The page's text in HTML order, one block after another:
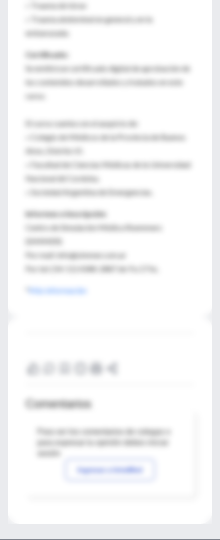
» Trauma de tórax
» Trauma abdominal en general y en la
embarazada.
Certificado:
Se emitirá un certificado digital de aprobación de
los contenidos desarrollados y tratados en este
curso.
El curso cuenta con el auspicio de:
» Colegio de Médicos de la Provincia de Buenos
Aires, Distrito VI.
» Facultad de Ciencias Médicas de la Universidad
Nacional dé Cordoba.
» Sociedad Argentina de Emergencias.
Informes e Inscripción
Centro de Simulación Médica Roemmers
(SIMMER)
Por mail: info@simmer.com.ar
Por tel: (54-11) 4348-2887 de 9 a 17 hs.
Más información
Comentarios
Para ver los comentarios de colegas o
Ingresar a IntraMed